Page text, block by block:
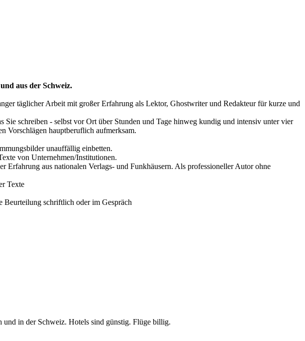
aus der Schweiz.
täglicher Arbeit mit großer Erfahrung als Lektor, Ghostwriter und Redakteur für kurze und
schreiben - selbst vor Ort über Stunden und Tage hinweg kundig und intensiv unter vier
Vorschlägen hauptberuflich aufmerksam.
unauffällig einbetten.
von Unternehmen/Institutionen.
aus nationalen Verlags- und Funkhäusern. Als professioneller Autor ohne
Texte
Beurteilung schriftlich oder im Gespräch
in der Schweiz. Hotels sind günstig. Flüge billig.